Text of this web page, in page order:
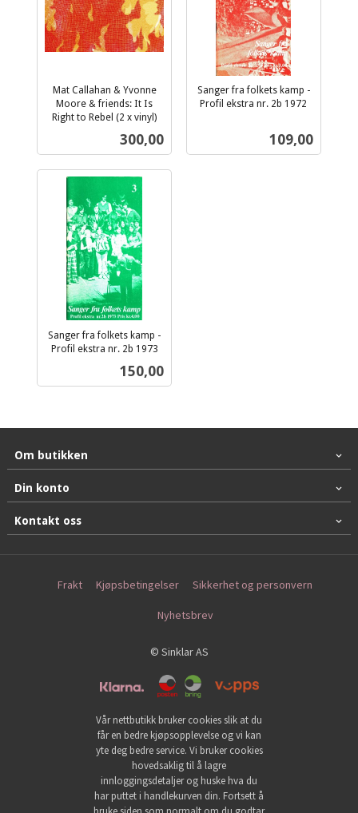
Mat Callahan & Yvonne
Moore & friends: It Is
Right to Rebel (2 x vinyl)
Pris
300,00
Sanger fra folkets kamp -
Profil ekstra nr. 2b 1972
Pris
109,00
Sanger fra folkets kamp -
Profil ekstra nr. 2b 1973
Pris
150,00
Om butikken
Din konto
Kontakt oss
Frakt Kjøpsbetingelser Sikkerhet og personvern
Nyhetsbrev
© Sinklar AS
Vår nettbutikk bruker cookies slik at du
får en bedre kjøpsopplevelse og vi kan
yte deg bedre service. Vi bruker cookies
hovedsaklig til å lagre
innloggingsdetaljer og huske hva du
har puttet i handlekurven din. Fortsett å